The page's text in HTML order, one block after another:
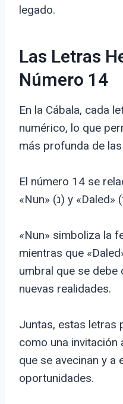
legado.
Las Letras
Número 14
En la Cábala, cada
numérico, lo que
más profunda de
El número 14 se
«Nun» simboliza la
mientras que
umbral que se debe
nuevas realidades.
Juntas, estas letras
como una invitación
que se avecinan y a
oportunidades.